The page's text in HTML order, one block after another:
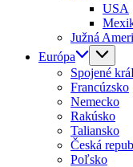
USA
Južná
Európa
Spojené
Francúzsko
Nemecko
Rakúsko
Taliansko
Česká
Poľsko